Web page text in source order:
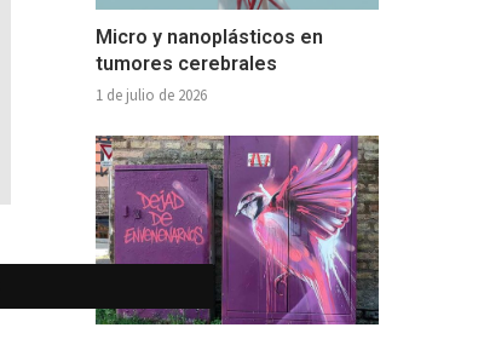
Micro y nanoplásticos en
tumores cerebrales
1 de julio de 2026